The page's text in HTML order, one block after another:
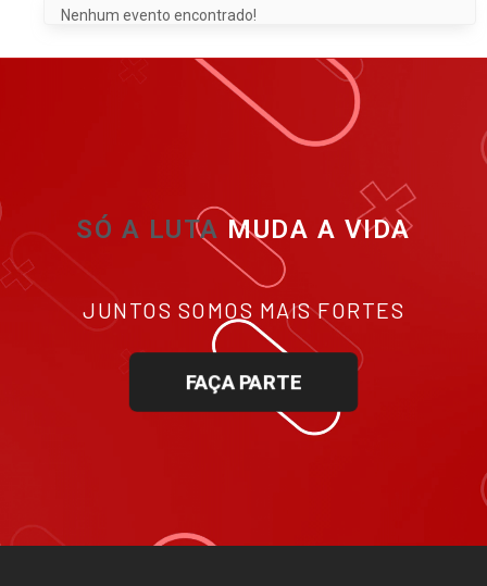
Nenhum evento encontrado!
SÓ A LUTA MUDA A VIDA
JUNTOS SOMOS MAIS FORTES
FAÇA PARTE